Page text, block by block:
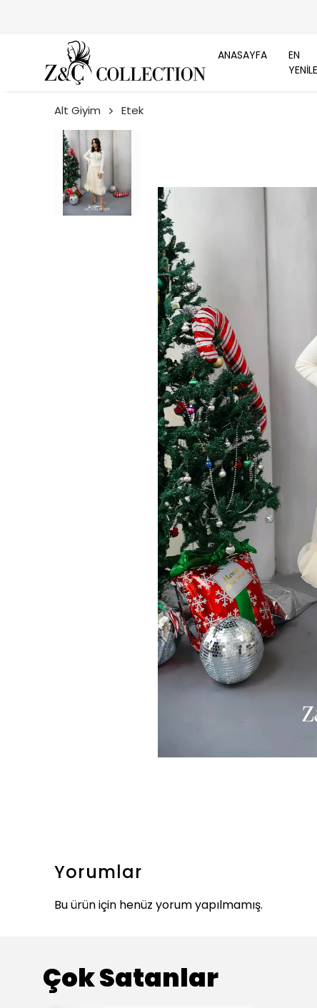
ANASAYFA
EN
Alt Giyim Etek
Yorumlar
Bu ürün için henüz yorum yapılmamış.
Çok Satanlar